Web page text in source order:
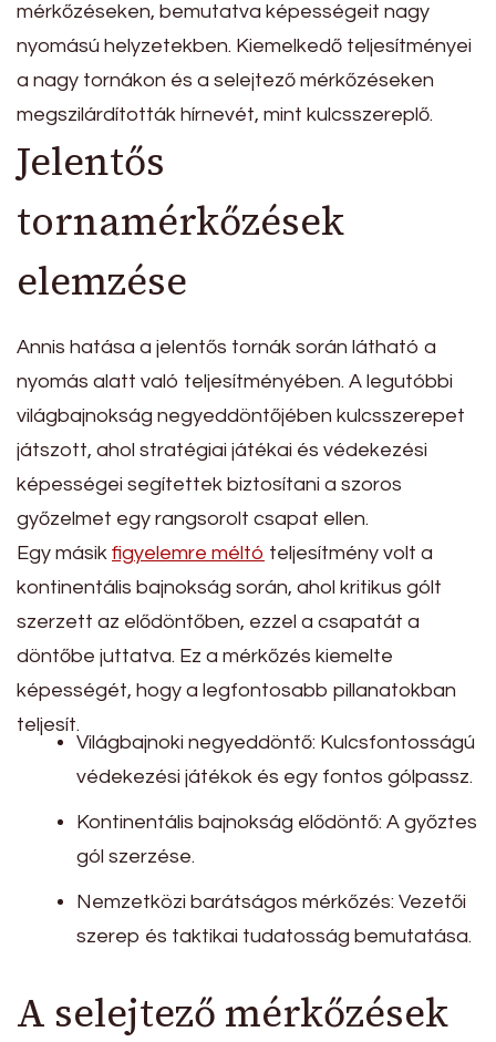
mérkőzéseken, bemutatva képességeit nagy
nyomású helyzetekben. Kiemelkedő teljesítményei
a nagy tornákon és a selejtező mérkőzéseken
megszilárdították hírnevét, mint kulcsszereplő.
Jelentős
tornamérkőzések
elemzése
Annis hatása a jelentős tornák során látható a
nyomás alatt való teljesítményében. A legutóbbi
világbajnokság negyeddöntőjében kulcsszerepet
játszott, ahol stratégiai játékai és védekezési
képességei segítettek biztosítani a szoros
győzelmet egy rangsorolt csapat ellen.
Egy másik figyelemre méltó teljesítmény volt a
kontinentális bajnokság során, ahol kritikus gólt
szerzett az elődöntőben, ezzel a csapatát a
döntőbe juttatva. Ez a mérkőzés kiemelte
képességét, hogy a legfontosabb pillanatokban
teljesít.
Világbajnoki negyeddöntő: Kulcsfontosságú
védekezési játékok és egy fontos gólpassz.
Kontinentális bajnokság elődöntő: A győztes
gól szerzése.
Nemzetközi barátságos mérkőzés: Vezetői
szerep és taktikai tudatosság bemutatása.
A selejtező mérkőzések